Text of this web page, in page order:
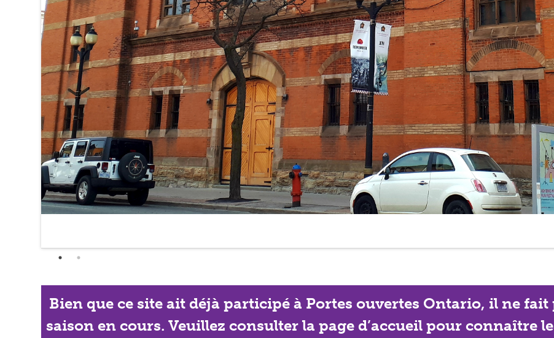
Bien que ce site ait déjà participé à Portes ouvertes Ontario, il ne
saison en cours. Veuillez consulter la page d’accueil pour connaître